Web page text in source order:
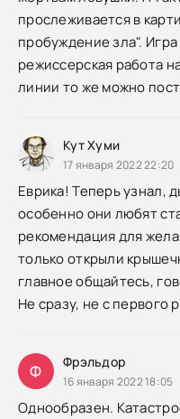
прослеживается в
пробуждение зла".
режиссерская работа
линии то же можно
Кут Хуми
17 января 2022 22:20
Еврика! Теперь узнал,
особенно они любят
рекомендация для
только открыли
главное общайтесь,
Не сразу, не с первого
Ф Фрэльдор
16 января 2022 18:05
Однообразен.